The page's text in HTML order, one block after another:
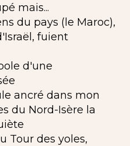
mais...
du pays (le Maroc),
fuient
d'une
ancré dans mon
du Nord-Isère la
Tour des yoles,